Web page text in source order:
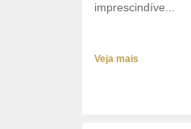
imprescindíve...
Veja mais